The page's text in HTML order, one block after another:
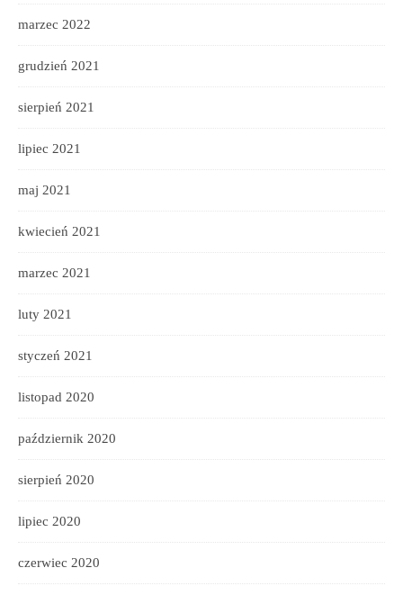
marzec 2022
grudzień 2021
sierpień 2021
lipiec 2021
maj 2021
kwiecień 2021
marzec 2021
luty 2021
styczeń 2021
listopad 2020
październik 2020
sierpień 2020
lipiec 2020
czerwiec 2020